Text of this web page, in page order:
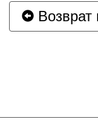
Возврат